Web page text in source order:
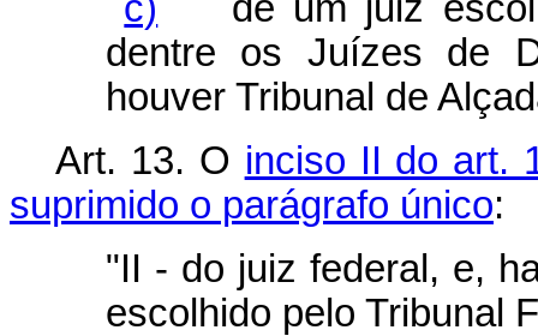
dentre os Juízes de
houver Tribunal de
Art. 13. O inciso II do art.
suprimido o parágrafo único:
"II - do juiz federal, e,
escolhido pelo Tribunal